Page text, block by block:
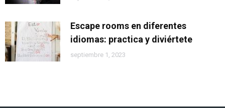
Escape rooms en diferentes
idiomas: practica y diviértete
septiembre 1, 2023